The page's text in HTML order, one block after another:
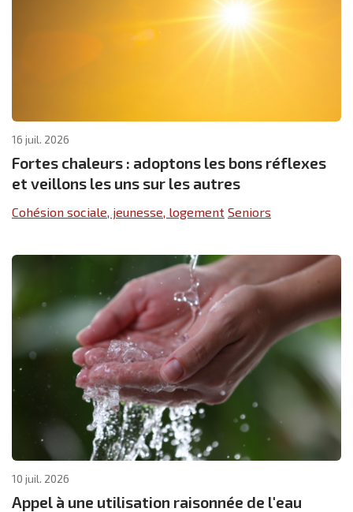
16 juil. 2026
Fortes chaleurs : adoptons les bons réflexes
et veillons les uns sur les autres
Cohésion sociale, jeunesse, logement Seniors
10 juil. 2026
Appel à une utilisation raisonnée de l'eau